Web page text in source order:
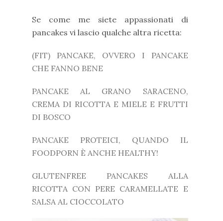
Se come me siete appassionati di
pancakes vi lascio qualche altra ricetta:
(FIT) PANCAKE, OVVERO I PANCAKE
CHE FANNO BENE
PANCAKE AL GRANO SARACENO,
CREMA DI RICOTTA E MIELE E FRUTTI
DI BOSCO
PANCAKE PROTEICI, QUANDO IL
FOODPORN È ANCHE HEALTHY!
GLUTENFREE PANCAKES ALLA
RICOTTA CON PERE CARAMELLATE E
SALSA AL CIOCCOLATO